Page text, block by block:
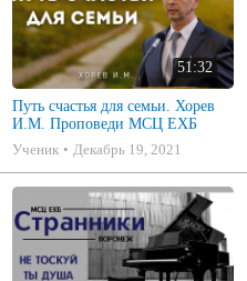
51:32
Путь счастья для семьи. Хорев
И.М. Проповеди МСЦ ЕХБ
Ученик
Декабрь 19, 2021